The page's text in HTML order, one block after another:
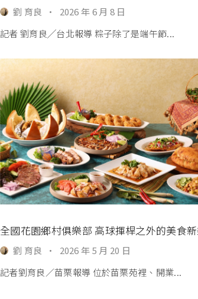
劉 育良 ·
2026 年 6 月 8 日
記者 劉育良╱台北報導 粽子除了是端午節...
全國花園鄉村俱樂部 高球揮桿之外的美食
劉 育良 ·
2026 年 5 月 20 日
記者劉育良∕苗栗報導 位於苗栗苑裡、開業...